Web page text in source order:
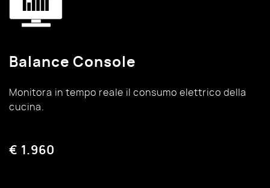
Balance Console
Monitora in tempo reale il consumo elettrico della
cucina.
€ 1.960